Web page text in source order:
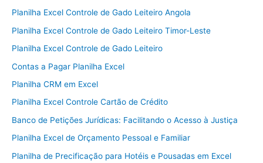
Planilha Excel Controle de Gado Leiteiro Angola
Planilha Excel Controle de Gado Leiteiro Timor-Leste
Planilha Excel Controle de Gado Leiteiro
Contas a Pagar Planilha Excel
Planilha CRM em Excel
Planilha Excel Controle Cartão de Crédito
Banco de Petições Jurídicas: Facilitando o Acesso à Justiça
Planilha Excel de Orçamento Pessoal e Familiar
Planilha de Precificação para Hotéis e Pousadas em Excel